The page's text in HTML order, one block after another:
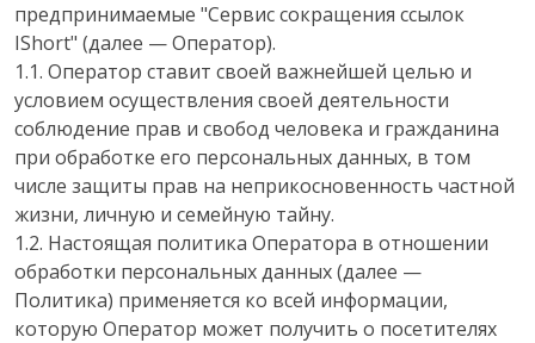
предпринимаемые "Сервис сокращения ссылок
IShort" (далее — Оператор).
1.1. Оператор ставит своей важнейшей целью и
условием осуществления своей деятельности
соблюдение прав и свобод человека и гражданина
при обработке его персональных данных, в том
числе защиты прав на неприкосновенность частной
жизни, личную и семейную тайну.
1.2. Настоящая политика Оператора в отношении
обработки персональных данных (далее —
Политика) применяется ко всей информации,
которую Оператор может получить о посетителях